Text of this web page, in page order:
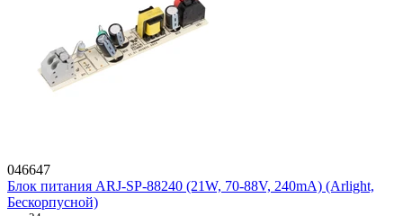
046647
Блок питания ARJ-SP-88240 (21W, 70-88V, 240mA) (Arlight,
Бескорпусной)